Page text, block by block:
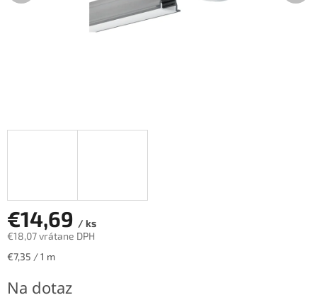
€14,69 / ks
€18,07 vrátane DPH
Jednotková
€7,35 / 1 m
Na dotaz